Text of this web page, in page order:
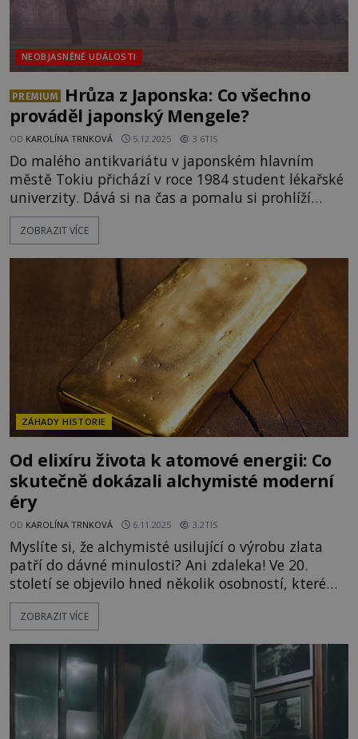
NEOBJASNĚNÉ UDÁLOSTI
PREMIUM
Hrůza z Japonska: Co všechno
prováděl japonský Mengele?
OD KAROLÍNA TRNKOVÁ 5.12.2025 3.6TIS
Do malého antikvariátu v japonském hlavním
městě Tokiu přichází v roce 1984 student lékařské
univerzity. Dává si na čas a pomalu si prohlíží
jeden regál za druhým. Snaží se najít nějaké
zajímavé publikace, které by mohl využít při
vypadající sešit. Zamyšleně ho vytáhne z police a
začne jím listovat. Jeho výraz se rychle změní z
klidu do naprostého
ZOBRAZIT VÍCE
ZÁHADY HISTORIE
Od elixíru života k atomové energii: Co
skutečně dokázali alchymisté moderní
éry
OD KAROLÍNA TRNKOVÁ 6.11.2025 3.2TIS
Myslíte si, že alchymisté usilující o výrobu zlata
patří do dávné minulosti? Ani zdaleka! Ve 20.
století se objevilo hned několik osobností, které
tvrdily, že se jim podařilo přeměnit jiný prvek ve
zlato. Někteří z nich patřili k váženým vědcům – a
totéž se pokoušejí i někteří současní výzkumníci.
Proč se na cestu alchymistické přeměny vydali i
lidé
ZOBRAZIT VÍCE